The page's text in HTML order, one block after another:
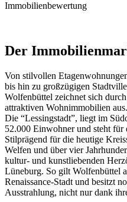
Immobilienbewertung
Der
Von stilvollen
bis hin zu großzügigen
Wolfenbüttel zeichnet sich
attraktiven Wohnimmobilien aus.
Die “Lessingstadt”, liegt im
52.000 Einwohner und steht für
Stilprägend für die heutige
Welfen und über vier
kultur- und kunstliebenden
Lüneburg. So gilt Wolfenbüttel
Renaissance-Stadt und besitzt
Ausstrahlung, nicht nur dank